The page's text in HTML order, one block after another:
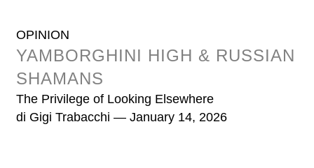
OPINION
YAMBORGHINI HIGH & RUSSIAN
SHAMANS
The Privilege of Looking Elsewhere
di Gigi Trabacchi — January 14, 2026